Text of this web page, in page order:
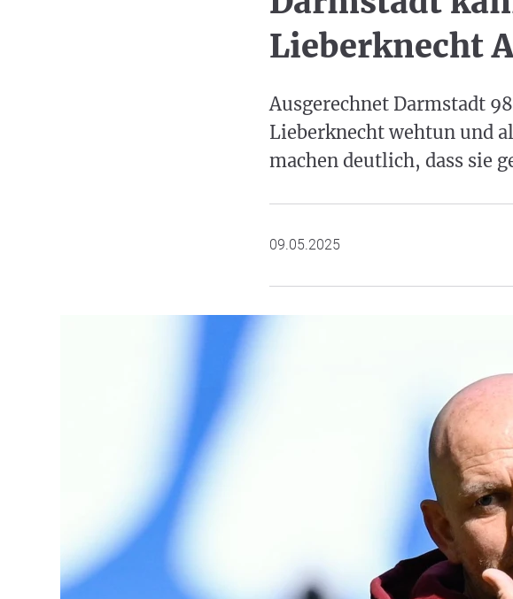
Lieberknecht
Ausgerechnet Darmstadt
Lieberknecht wehtun und
machen deutlich, dass sie
09.05.2025